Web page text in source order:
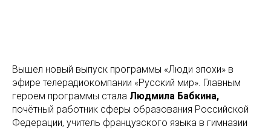
Вышел новый выпуск программы «Люди эпохи» в
эфире телерадиокомпании «Русский мир». Главным
героем программы стала Людмила Бабкина,
почётный работник сферы образования Российской
Федерации, учитель французского языка в гимназии